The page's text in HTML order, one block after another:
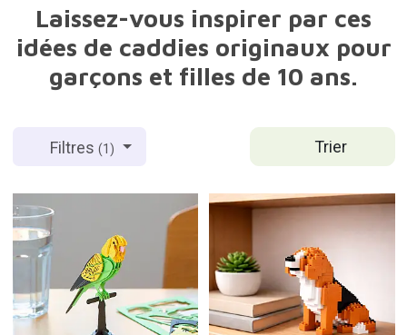
Laissez-vous inspirer par ces
idées de caddies originaux pour
garçons et filles de 10 ans.
Trier
Filtres(1)